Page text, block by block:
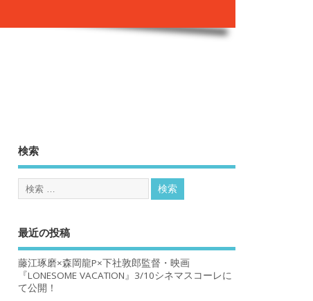
検索
最近の投稿
藤江琢磨×森岡龍P×下社敦郎監督・映画
『LONESOME VACATION』3/10シネマスコーレに
て公開！